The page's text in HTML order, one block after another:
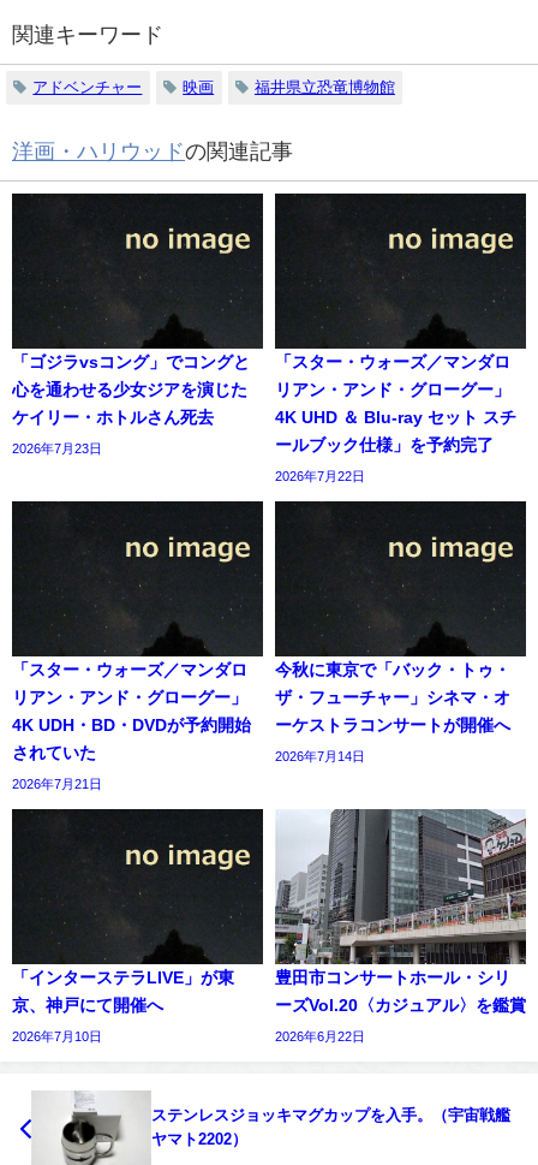
関連キーワード
アドベンチャー 映画 福井県立恐竜博物館
洋画・ハリウッドの関連記事
「ゴジラvsコング」でコングと
心を通わせる少女ジアを演じた
ケイリー・ホトルさん死去
2026年7月23日
「スター・ウォーズ／マンダロ
リアン・アンド・グローグー」
4K UHD ＆ Blu-ray セット スチ
ールブック仕様」を予約完了
2026年7月22日
「スター・ウォーズ／マンダロ
リアン・アンド・グローグー」
4K UDH・BD・DVDが予約開始
されていた
2026年7月21日
今秋に東京で「バック・トゥ・
ザ・フューチャー」シネマ・オ
ーケストラコンサートが開催へ
2026年7月14日
「インターステラLIVE」が東
京、神戸にて開催へ
2026年7月10日
豊田市コンサートホール・シリ
ーズVol.20〈カジュアル〉を鑑賞
2026年6月22日
ステンレスジョッキマグカップを入手。（宇宙戦艦
ヤマト2202）